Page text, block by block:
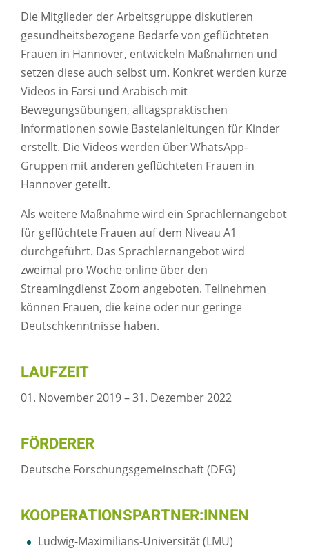
Die Mitglieder der Arbeitsgruppe diskutieren
gesundheitsbezogene Bedarfe von geflüchteten
Frauen in Hannover, entwickeln Maßnahmen und
setzen diese auch selbst um. Konkret werden kurze
Videos in Farsi und Arabisch mit
Bewegungsübungen, alltagspraktischen
Informationen sowie Bastelanleitungen für Kinder
erstellt. Die Videos werden über WhatsApp-
Gruppen mit anderen geflüchteten Frauen in
Hannover geteilt.
Als weitere Maßnahme wird ein Sprachlernangebot
für geflüchtete Frauen auf dem Niveau A1
durchgeführt. Das Sprachlernangebot wird
zweimal pro Woche online über den
Streamingdienst Zoom angeboten. Teilnehmen
können Frauen, die keine oder nur geringe
Deutschkenntnisse haben.
LAUFZEIT
01. November 2019 – 31. Dezember 2022
FÖRDERER
Deutsche Forschungsgemeinschaft (DFG)
KOOPERATIONSPARTNER:INNEN
Ludwig-Maximilians-Universität (LMU)